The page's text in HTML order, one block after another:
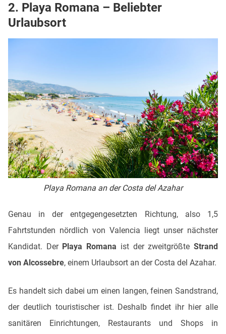
2. Playa Romana – Beliebter
Urlaubsort
Playa Romana an der Costa del Azahar
Genau in der entgegengesetzten Richtung, also 1,5
Fahrtstunden nördlich von Valencia liegt unser nächster
Kandidat. Der Playa Romana ist der zweitgrößte Strand
von Alcossebre, einem Urlaubsort an der Costa del Azahar.
Es handelt sich dabei um einen langen, feinen Sandstrand,
der deutlich touristischer ist. Deshalb findet ihr hier alle
sanitären Einrichtungen, Restaurants und Shops in